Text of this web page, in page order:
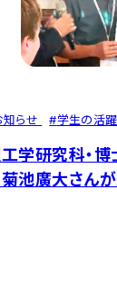
知らせ #学生の活躍
学研究科・
池廣大さん